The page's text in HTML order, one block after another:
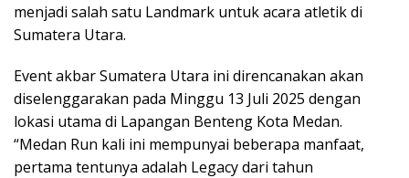
menjadi salah satu Landmark untuk acara atletik di
Sumatera Utara.
Event akbar Sumatera Utara ini direncanakan akan
diselenggarakan pada Minggu 13 Juli 2025 dengan
lokasi utama di Lapangan Benteng Kota Medan.
“Medan Run kali ini mempunyai beberapa manfaat,
pertama tentunya adalah Legacy dari tahun